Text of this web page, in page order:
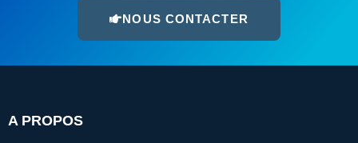
NOUS CONTACTER
A PROPOS